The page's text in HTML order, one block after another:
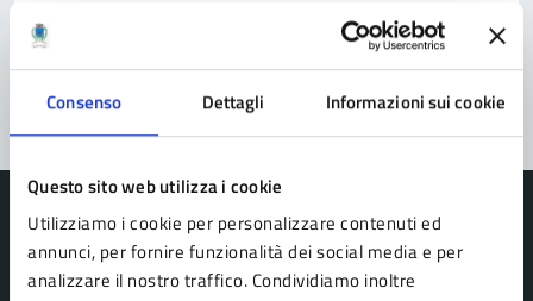
Consenso Dettagli Informazioni sui cookie
Questo sito web utilizza i cookie
Utilizziamo i cookie per personalizzare contenuti ed
annunci, per fornire funzionalità dei social media e per
analizzare il nostro traffico. Condividiamo inoltre
Problemi in città
Segnala disservizio